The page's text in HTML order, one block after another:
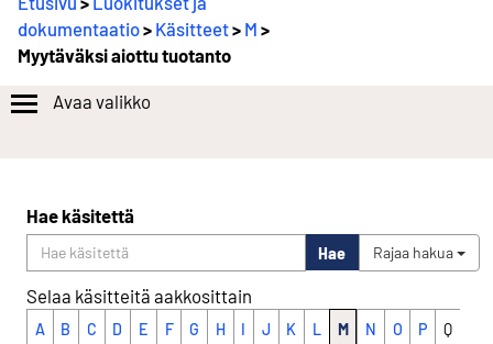
dokumentaatio> Käsitteet> M >
Myytäväksi aiottu tuotanto
Avaa valikko
Hae käsitettä
Hae Rajaa hakua
Selaa käsitteitä aakkosittain
A B C D E F G H I J K L M N O P Q